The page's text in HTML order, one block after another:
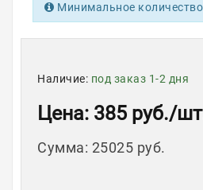
Минимальное
Наличие: под заказ 1-2 дня
Цена: 385 руб./
Сумма: 25025 руб.